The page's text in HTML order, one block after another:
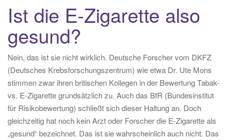
Ist die E-Zigarette also
gesund?
Nein, das ist sie nicht wirklich. Deutsche Forscher vom DKFZ
(Deutsches Krebsforschungszentrum) wie etwa Dr. Ute Mons
stimmen zwar ihren britischen Kollegen in der Bewertung Tabak-
vs. E-Zigarette grundsätzlich zu. Auch das BfR (Bundesinstitut
für Risikobewertung) schließt sich dieser Haltung an. Doch
gleichzeitig hat noch kein Arzt oder Forscher die E-Zigarette als
„gesund“ bezeichnet. Das ist sie wahrscheinlich auch nicht. Das